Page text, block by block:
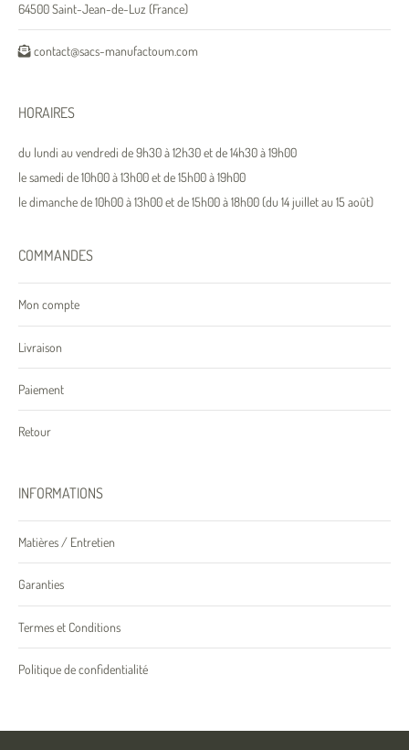
64500 Saint-Jean-de-Luz (France)
contact@sacs-manufactoum.com
HORAIRES
du lundi au vendredi de 9h30 à 12h30 et de 14h30 à 19h00
le samedi de 10h00 à 13h00 et de 15h00 à 19h00
le dimanche de 10h00 à 13h00 et de 15h00 à 18h00 (du 14 juillet au 15 août)
COMMANDES
Mon compte
Livraison
Paiement
Retour
INFORMATIONS
Matières / Entretien
Garanties
Termes et Conditions
Politique de confidentialité